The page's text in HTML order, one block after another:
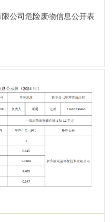
公司危险废物信息公开表